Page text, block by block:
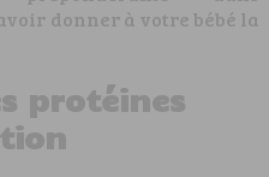
donner à votre bébé la
protéines